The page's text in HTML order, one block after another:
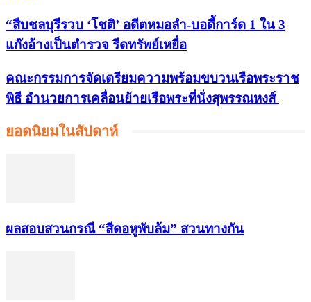
“สืบชลบุรีรวบ ‘โชติ’ อดีตหมอลำ-บอดี้การ์ด 1 ใน 3
แก๊งอ้างเป็นตำรวจ รีดทรัพย์เหยื่อ
คณะกรรมการจัดเตรียมความพร้อมขบวนเรือพระราช
พิธี อำนวยการเคลื่อนย้ายเรือพระที่นั่งสุพรรณหงส์
ยอดนิยมในสัปดาห์
ผลสอบสวนกรณี “สีดอหูพับล้ม” สวนทางกัน